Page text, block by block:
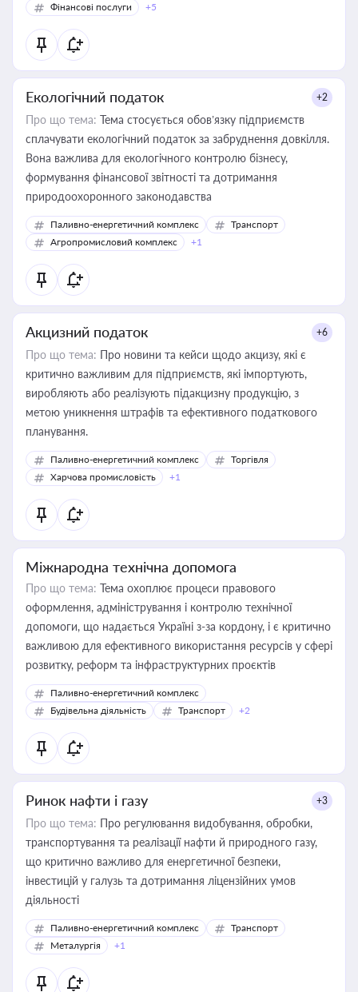
Фінансові послуги
+5
Екологічний податок +2
Про що тема: Тема стосується обов’язку підприємств
сплачувати екологічний податок за забруднення довкілля.
Вона важлива для екологічного контролю бізнесу,
формування фінансової звітності та дотримання
природоохоронного законодавства
Паливно-енергетичний комплекс
Транспорт
Агропромисловий комплекс
+1
Акцизний податок +6
Про що тема: Про новини та кейси щодо акцизу, які є
критично важливим для підприємств, які імпортують,
виробляють або реалізують підакцизну продукцію, з
метою уникнення штрафів та ефективного податкового
планування.
Паливно-енергетичний комплекс
Торгівля
Харчова промисловість
+1
Міжнародна технічна допомога
Про що тема: Тема охоплює процеси правового
оформлення, адміністрування і контролю технічної
допомоги, що надається Україні з-за кордону, і є критично
важливою для ефективного використання ресурсів у сфері
розвитку, реформ та інфраструктурних проєктів
Паливно-енергетичний комплекс
Будівельна діяльність
Транспорт +2
Ринок нафти і газу +3
Про що тема: Про регулювання видобування, обробки,
транспортування та реалізації нафти й природного газу,
що критично важливо для енергетичної безпеки,
інвестицій у галузь та дотримання ліцензійних умов
діяльності
Паливно-енергетичний комплекс
Транспорт
Металургія
+1